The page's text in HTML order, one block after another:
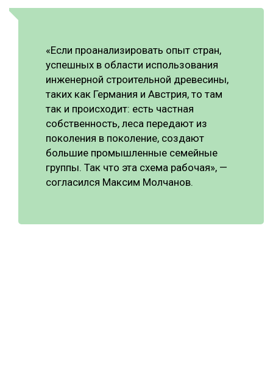
«Если проанализировать опыт стран,
успешных в области использования
инженерной строительной древесины,
таких как Германия и Австрия, то там
так и происходит: есть частная
собственность, леса передают из
поколения в поколение, создают
большие промышленные семейные
группы. Так что эта схема рабочая», —
согласился Максим Молчанов.